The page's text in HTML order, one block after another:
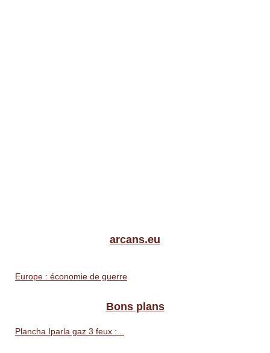
arcans.eu
Europe : économie de guerre
Bons plans
Plancha Iparla gaz 3 feux :...